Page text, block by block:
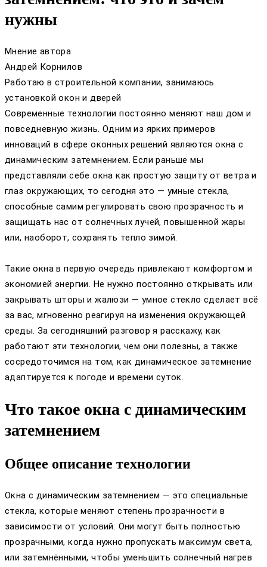
нужны
Мнение автора
Андрей Корнилов
Работаю в строительной компании, занимаюсь
установкой окон и дверей
Современные технологии постоянно меняют наш дом и
повседневную жизнь. Одним из ярких примеров
инноваций в сфере оконных решений являются окна с
динамическим затемнением. Если раньше мы
представляли себе окна как простую защиту от ветра и
глаз окружающих, то сегодня это — умные стекла,
способные самим регулировать свою прозрачность и
защищать нас от солнечных лучей, повышенной жары
или, наоборот, сохранять тепло зимой.
Такие окна в первую очередь привлекают комфортом и
экономией энергии. Не нужно постоянно открывать или
закрывать шторы и жалюзи — умное стекло сделает всё
за вас, мгновенно реагируя на изменения окружающей
среды. За сегодняшний разговор я расскажу, как
работают эти технологии, чем они полезны, а также
сосредоточимся на том, как динамическое затемнение
адаптируется к погоде и времени суток.
Что такое окна с динамическим
затемнением
Общее описание технологии
Окна с динамическим затемнением — это специальные
стекла, которые меняют степень прозрачности в
зависимости от условий. Они могут быть полностью
прозрачными, когда нужно пропускать максимум света,
или затемнёнными, чтобы уменьшить солнечный нагрев